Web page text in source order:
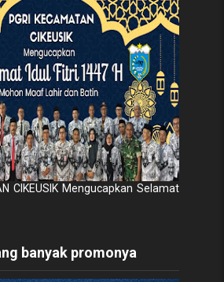
CIKEUSIK Mengucapkan Selamat
banyak promonya